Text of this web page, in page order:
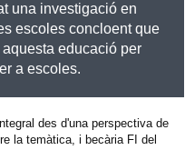
una investigació en
escoles concloent que
educació per
a escoles.
des d'una perspectiva de
la temàtica, i becària FI del